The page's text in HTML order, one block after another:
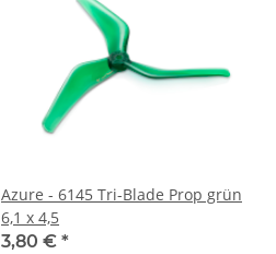
Azure - 6145 Tri-Blade Prop grün
6,1 x 4,5
3,80 € *